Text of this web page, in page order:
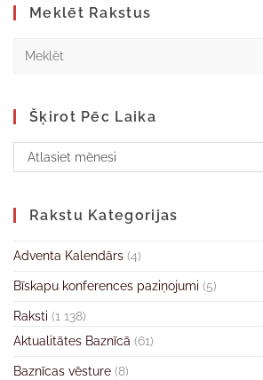
Meklēt Rakstus
Šķirot Pēc Laika
Atlasiet mēnesi
Rakstu Kategorijas
Adventa Kalendārs (4)
Bīskapu konferences paziņojumi (5)
Raksti (1 138)
Aktualitātes Baznīcā (61)
Baznīcas vēsture (8)